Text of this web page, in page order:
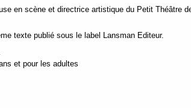
en scène et directrice artistique du Petit Théâtre
texte publié sous le label Lansman Editeur.
et pour les adultes